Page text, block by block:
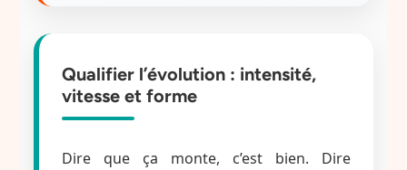
Qualifier l’évolution : intensité,
vitesse et forme
Dire que ça monte, c’est bien. Dire